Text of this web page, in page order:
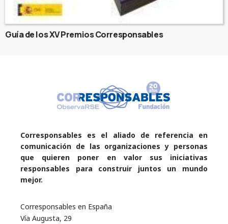
Guía de los XV Premios Corresponsables
Corresponsables es el aliado de referencia en
comunicación de las organizaciones y personas
que quieren poner en valor sus iniciativas
responsables para construir juntos un mundo
mejor.
Corresponsables en España
Vía Augusta, 29